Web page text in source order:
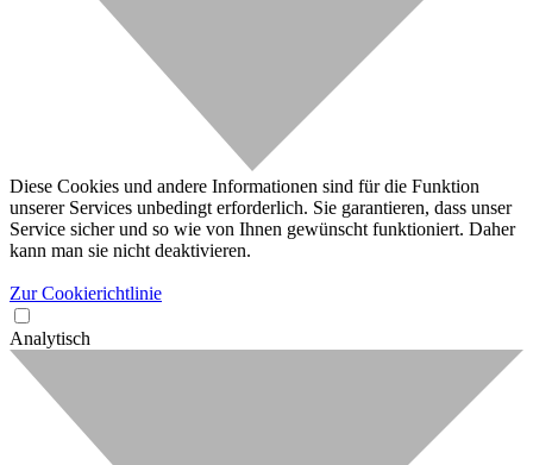
Diese Cookies und andere Informationen sind für die Funktion
unserer Services unbedingt erforderlich. Sie garantieren, dass unser
Service sicher und so wie von Ihnen gewünscht funktioniert. Daher
kann man sie nicht deaktivieren.
Zur Cookierichtlinie
Analytisch